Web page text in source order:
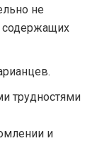
не
содержащих
трудностями
и